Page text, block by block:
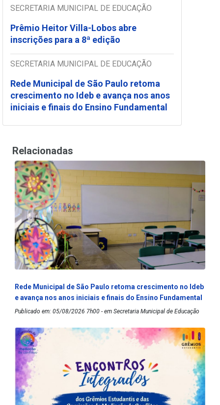
SECRETARIA MUNICIPAL DE EDUCAÇÃO
Prêmio Heitor Villa-Lobos abre
inscrições para a 8ª edição
SECRETARIA MUNICIPAL DE EDUCAÇÃO
Rede Municipal de São Paulo retoma
crescimento no Ideb e avança nos anos
iniciais e finais do Ensino Fundamental
Relacionadas
Rede Municipal de São Paulo retoma crescimento no Ideb
e avança nos anos iniciais e finais do Ensino Fundamental
Publicado em: 05/08/2026 7h00 - em Secretaria Municipal de Educação